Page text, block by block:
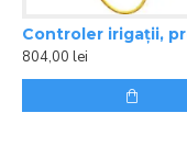
804,00 lei